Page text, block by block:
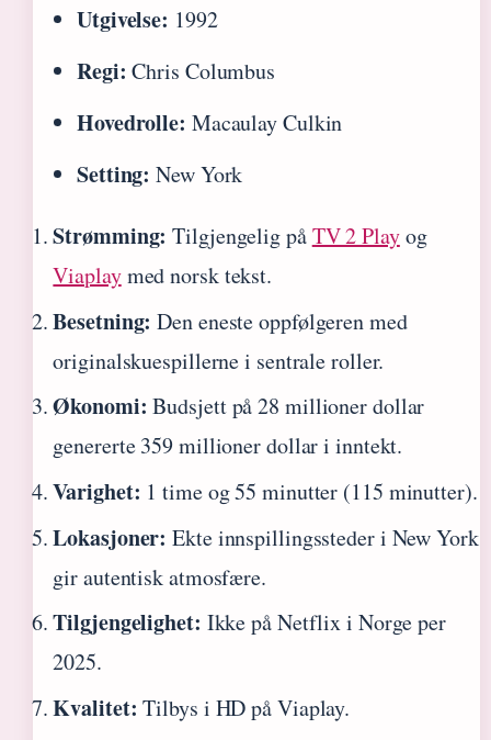
Utgivelse: 1992
Regi: Chris Columbus
Hovedrolle: Macaulay Culkin
Setting: New York
Strømming: Tilgjengelig påTV 2 Playog
Viaplaymed norsk tekst.
Besetning: Den eneste oppfølgeren med
originalskuespillerne i sentrale roller.
Økonomi: Budsjett på 28 millioner dollar
genererte 359 millioner dollar i inntekt.
Varighet: 1 time og 55 minutter (115 minutter).
Lokasjoner: Ekte innspillingssteder i New York
gir autentisk atmosfære.
Tilgjengelighet: Ikke på Netflix i Norge per
2025.
Kvalitet: Tilbys i HD på Viaplay.